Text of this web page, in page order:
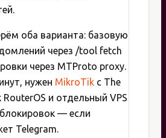
оба варианта: базовую
через /tool fetch
через MTProto proxy.
нужен MikroTik с The
RouterOS и отдельный VPS
— если
Telegram.